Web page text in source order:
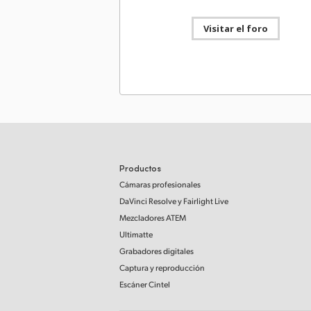
Mac OS Windows x86
Esta actualización brinda compatibilidad con el
Mac OS Windows x86
Actualización 28
Blackmagic Converters 10.2
Esta actualización brinda compatibilidad con el
Blackmagic 2110 IP Presentation Converter.
Visitar el foro
Productos
Cámaras profesionales
DaVinci Resolvey Fairlight Live
Mezcladores ATEM
Ultimatte
Grabadores digitales
Captura y reproducción
Escáner Cintel